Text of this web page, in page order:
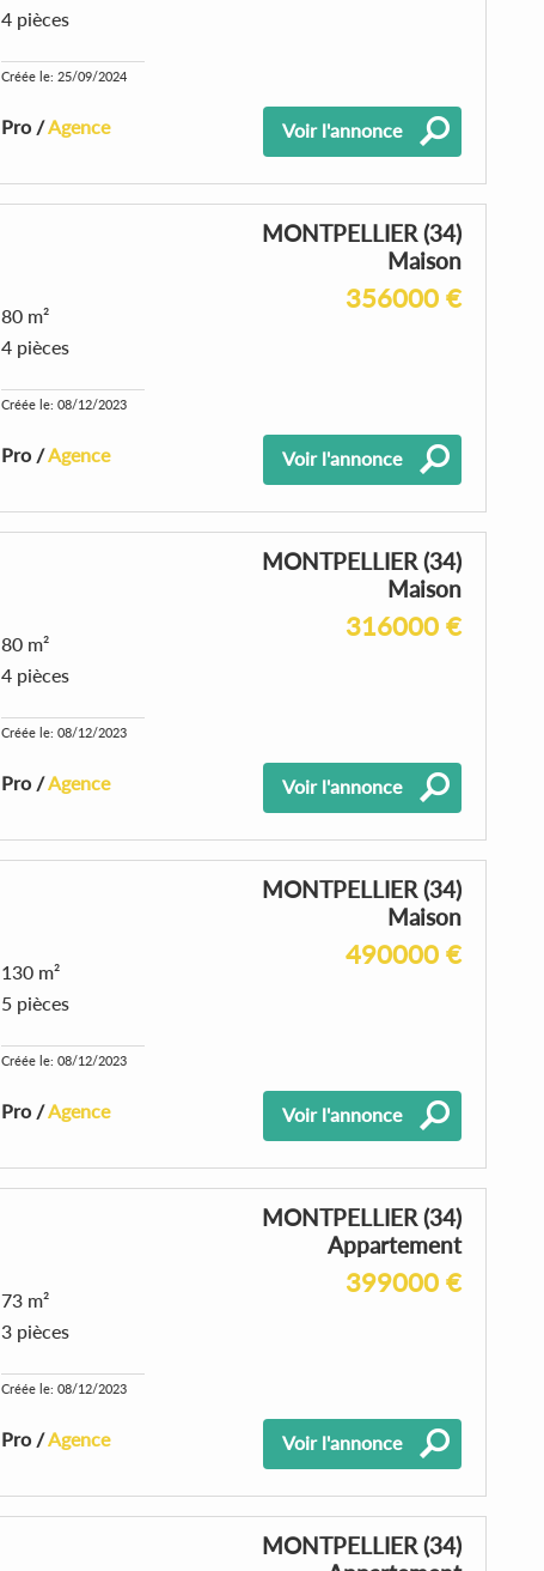
4 pièces
Créée le: 25/09/2024
Pro /Agence Voir l'annonce
MONTPELLIER (34)
Maison
356000 €
80 m²
4 pièces
Créée le: 08/12/2023
Pro /Agence Voir l'annonce
MONTPELLIER (34)
Maison
316000 €
80 m²
4 pièces
Créée le: 08/12/2023
Pro /Agence Voir l'annonce
MONTPELLIER (34)
Maison
490000 €
130 m²
5 pièces
Créée le: 08/12/2023
Pro /Agence Voir l'annonce
MONTPELLIER (34)
Appartement
399000 €
73 m²
3 pièces
Créée le: 08/12/2023
Pro /Agence Voir l'annonce
MONTPELLIER (34)